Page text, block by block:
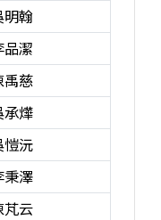
明翰
品潔
禹慈
承燁
愷沅
秉澤
芃云